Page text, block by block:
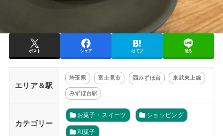
ポスト シェア はてブ 送る
エリア＆駅
埼玉県 富士見市 西みずほ台 東武東上線
みずほ台駅
カテゴリー
お菓子・スイーツ ショッピング
和菓子